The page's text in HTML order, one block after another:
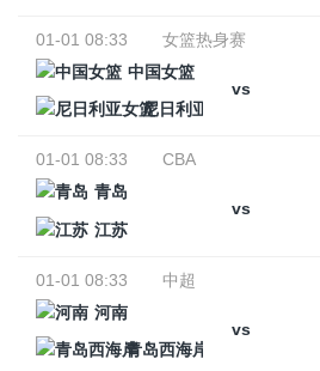
01-01 08:33
女篮热身赛
中国女篮
vs
尼日利亚女篮
01-01 08:33
CBA
青岛
vs
江苏
01-01 08:33
中超
河南
vs
青岛西海岸